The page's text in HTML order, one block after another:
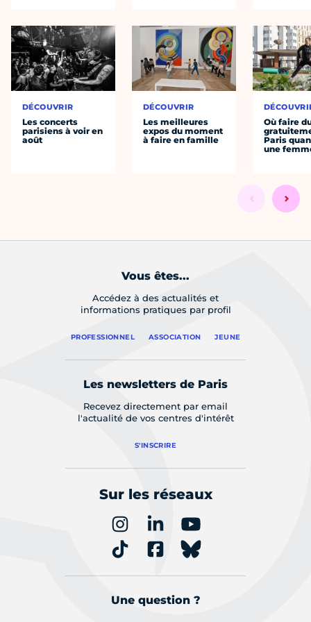
DÉCOUVRIR
Les concerts
parisiens à voir en
août
DÉCOUVRIR
Les meilleures
expos du moment
à faire en famille
Où faire
Paris
une
Vous êtes...
Accédez à des actualités et
informations pratiques par profil
PROFESSIONNEL ASSOCIATION JEUNE
Les newsletters de Paris
Recevez directement par email
l'actualité de vos centres d'intérêt
S'INSCRIRE
Sur les réseaux
Une question ?